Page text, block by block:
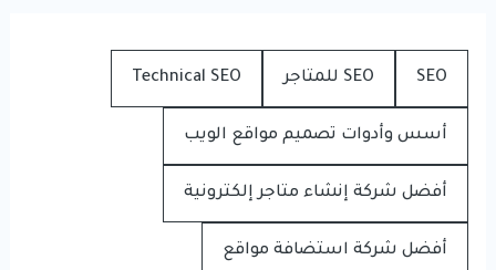
SEO SEO للمتاجر Technical SEO
أسس وأدوات تصميم مواقع الويب
أفضل شركة إنشاء متاجر إلكترونية
أفضل شركة استضافة مواقع